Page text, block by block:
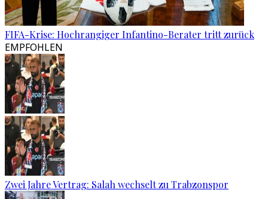
FIFA-Krise: Hochrangiger Infantino-Berater tritt zurück
EMPFOHLEN
Zwei Jahre Vertrag: Salah wechselt zu Trabzonspor